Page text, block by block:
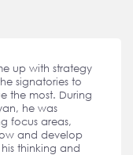
up with strategy
signatories to
the most. During
he was
focus areas,
and develop
thinking and